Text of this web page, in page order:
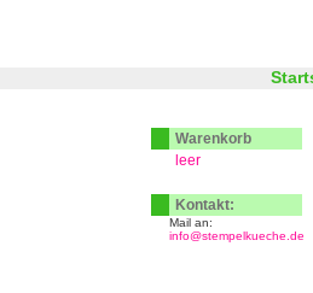
Warenkorb
leer
Kontakt:
Mail an:
info@stempelkueche.de